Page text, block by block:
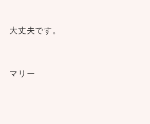
大丈夫です。
マリー